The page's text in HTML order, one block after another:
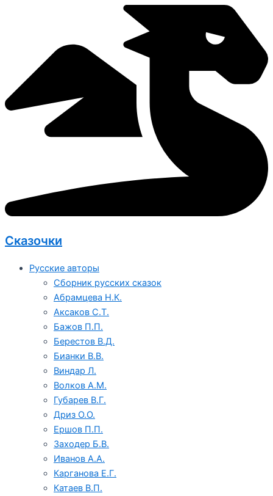
Сказочки
Русские авторы
Сборник русских сказок
Абрамцева Н.К.
Аксаков С.Т.
Бажов П.П.
Берестов В.Д.
Бианки В.В.
Виндар Л.
Волков А.М.
Губарев В.Г.
Дриз О.О.
Ершов П.П.
Заходер Б.В.
Иванов А.А.
Карганова Е.Г.
Катаев В.П.